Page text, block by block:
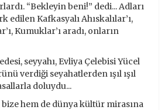
“Bekleyin beni!” dedi... Adları
edilen Kafkasyalı Ahıskalılar’ı,
Kumuklar’ı aradı, onların
seyyahı, Evliya Çelebisi Yücel
verdiği seyahatlerden ışıl ışıl
doluydu...
bize hem de dünya kültür mirasına